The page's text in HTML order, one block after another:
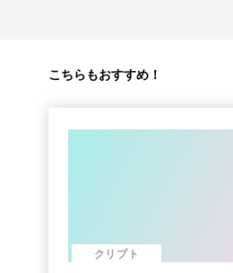
こちらもおすすめ！
クリプト